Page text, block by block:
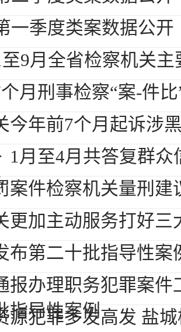
一季度类案数据公开
至9月全省检察机关
月刑事检察“案-件比
今年前7个月起诉涉
1月至4月共答复群众
案件检察机关量刑建
更加主动服务打好三
布第二十批指导性案
报办理职务犯罪案件
指导性案例
源犯罪多发高发 盐